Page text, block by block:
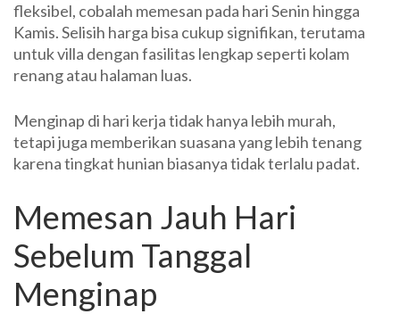
fleksibel, cobalah memesan pada hari Senin hingga
Kamis. Selisih harga bisa cukup signifikan, terutama
untuk villa dengan fasilitas lengkap seperti kolam
renang atau halaman luas.
Menginap di hari kerja tidak hanya lebih murah,
tetapi juga memberikan suasana yang lebih tenang
karena tingkat hunian biasanya tidak terlalu padat.
Memesan Jauh Hari
Sebelum Tanggal
Menginap